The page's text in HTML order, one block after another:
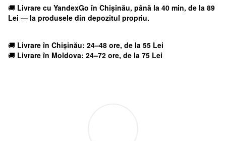
🚚 Livrare cu YandexGo în Chișinău, până la 40 min, de la 89
Lei — la produsele din depozitul propriu.
🚚 Livrare în Chișinău: 24–48 ore, de la 55 Lei
🚚 Livrare în Moldova: 24–72 ore, de la 75 Lei